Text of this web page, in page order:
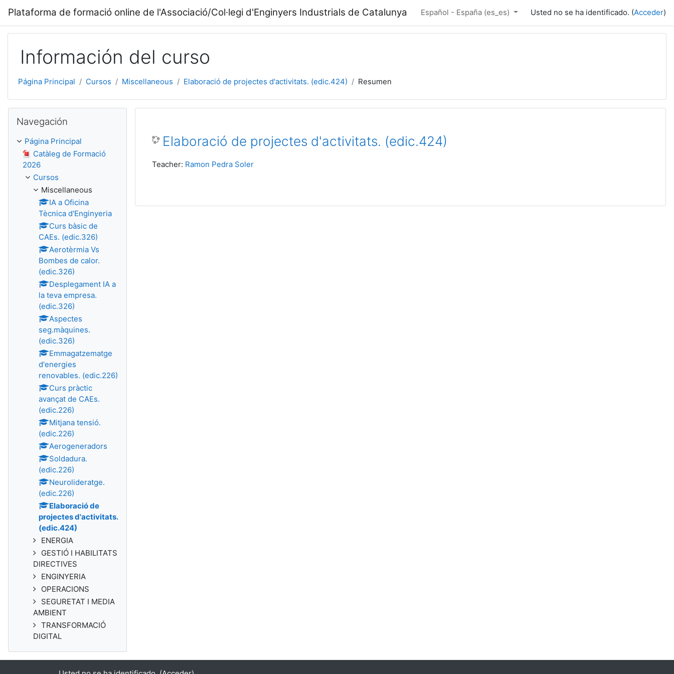
Plataforma de formació online de l'Associació/Col·legi d'Enginyers Industrials de Catalunya Español - España ‎(es_es)‎ Usted no se ha identificado. (Acceder)
Información del curso
Página Principal Cursos Miscellaneous Elaboració de projectes d'activitats. (edic.424) Resumen
Elaboració de projectes d'activitats. (edic.424)
Teacher: Ramon Pedra Soler
Navegación
Página Principal
Catàleg de Formació
2026
Cursos
Miscellaneous
IA a Oficina
Tècnica d'Enginyeria
Curs bàsic de
CAEs. (edic.326)
Aerotèrmia Vs
Bombes de calor.
(edic.326)
Desplegament IA a
la teva empresa.
(edic.326)
Aspectes
seg.màquines.
(edic.326)
Emmagatzematge
d'energies
renovables. (edic.226)
Curs pràctic
avançat de CAEs.
(edic.226)
Mitjana tensió.
(edic.226)
Aerogeneradors
Soldadura.
(edic.226)
Neurolideratge.
(edic.226)
Elaboració de
projectes d'activitats.
(edic.424)
ENERGIA
GESTIÓ I HABILITATS
DIRECTIVES
ENGINYERIA
OPERACIONS
SEGURETAT I MEDIA
AMBIENT
TRANSFORMACIÓ
DIGITAL